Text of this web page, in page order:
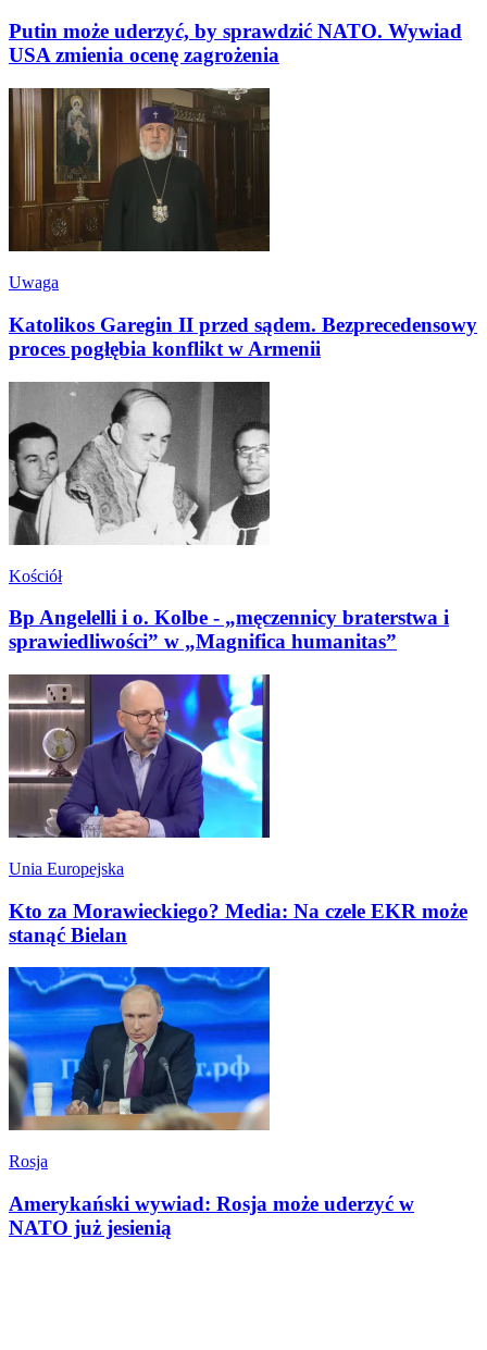
Putin może uderzyć, by sprawdzić NATO. Wywiad
USA zmienia ocenę zagrożenia
Uwaga
Katolikos Garegin II przed sądem. Bezprecedensowy
proces pogłębia konflikt w Armenii
Kościół
Bp Angelelli i o. Kolbe - „męczennicy braterstwa i
sprawiedliwości” w „Magnifica humanitas”
Unia Europejska
Kto za Morawieckiego? Media: Na czele EKR może
stanąć Bielan
Rosja
Amerykański wywiad: Rosja może uderzyć w
NATO już jesienią